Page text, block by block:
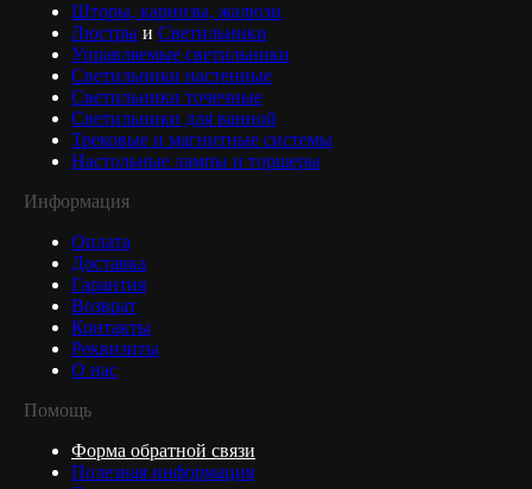
Шторы, карнизы, жалюзи
Люстры и Светильники
Управляемые светильники
Светильники настенные
Светильники точечные
Светильники для ванной
Трековые и магнитные системы
Настольные лампы и торшеры
Информация
Оплата
Доставка
Гарантия
Возврат
Контакты
Реквизиты
О нас
Помощь
Форма обратной связи
Полезная информация